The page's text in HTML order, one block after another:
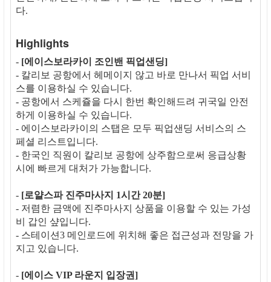
다.
Highlights
- [에이스보라카이 조인밴 픽업샌딩]
- 칼리보 공항에서 헤메이지 않고 바로 만나서 픽업 서비
스를 이용하실 수 있습니다.
- 공항에서 스케쥴을 다시 한번 확인해드려 귀국일 안전
하게 이용하실 수 있습니다.
- 에이스보라카이의 스탭은 모두 픽업샌딩 서비스의 스
페셜 리스트입니다.
- 한국인 직원이 칼리보 공항에 상주함으로써 응급상황
시에 빠르게 대처가 가능합니다.
- [로얄스파 진주마사지 1시간 20분]
- 저렴한 금액에 진주마사지 상품을 이용할 수 있는 가성
비 갑인 샾입니다.
- 스테이션3 메인로드에 위치해 좋은 접근성과 전망을 가
지고 있습니다.
- [에이스 VIP 라운지 입장권]